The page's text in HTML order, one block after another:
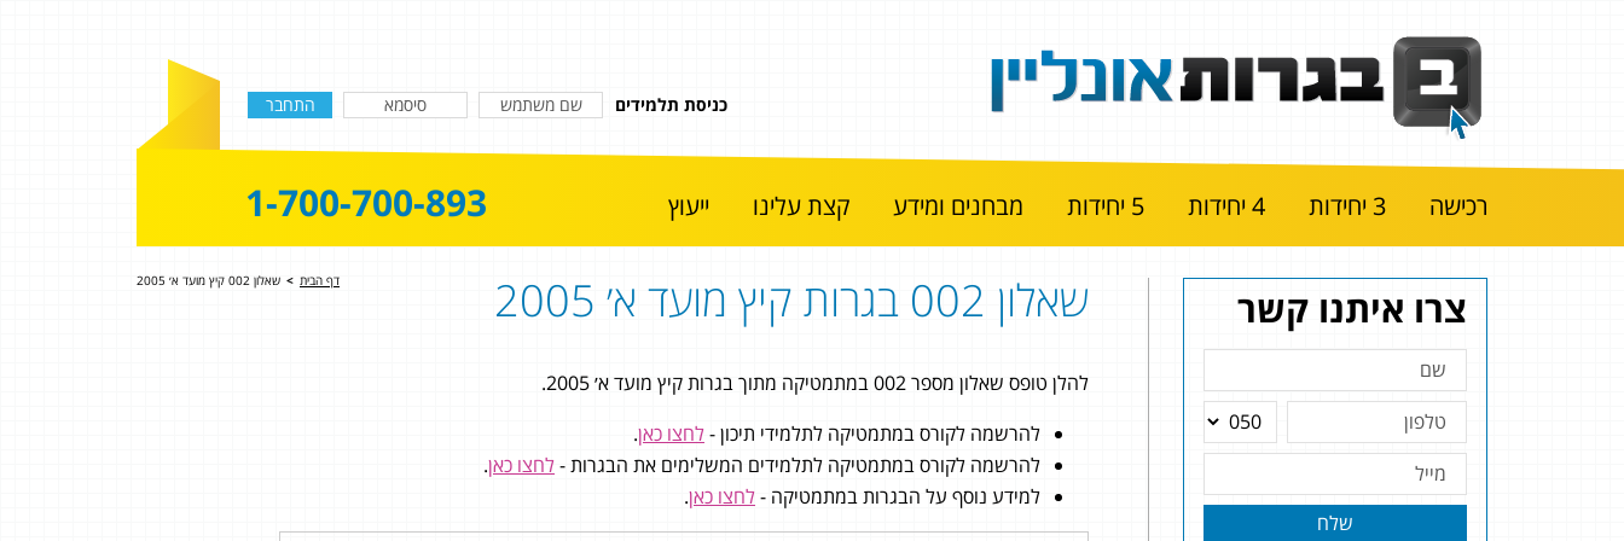
כניסת תלמידים
רכישה 3 יחידות 4 יחידות 5 יחידות מבחנים ומידע קצת עלינו ייעוץ 1-700-700-893
צרו איתנו קשר
שלח
דף הבית > שאלון 002 קיץ מועד א׳ 2005 שאלון 002 בגרות קיץ מועד א׳ 2005
להלן טופס שאלון מספר 002 במתמטיקה מתוך בגרות קיץ מועד א׳ 2005.
להרשמה לקורס במתמטיקה לתלמידי תיכון -לחצו כאן.
להרשמה לקורס במתמטיקה לתלמידים המשלימים את הבגרות -לחצו כאן.
למידע נוסף על הבגרות במתמטיקה -לחצו כאן.